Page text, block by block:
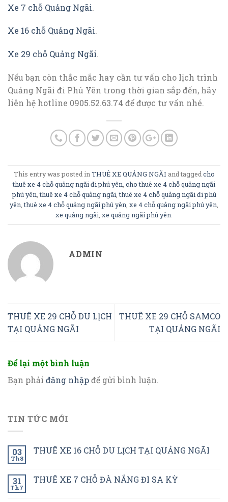
Xe 7 chỗ Quảng Ngãi.
Xe 16 chỗ Quảng Ngãi.
Xe 29 chỗ Quảng Ngãi.
Nếu bạn còn thắc mắc hay cần tư vấn cho lịch trình
Quảng Ngãi đi Phú Yên trong thời gian sắp đến, hãy
liên hệ hotline 0905.52.63.74 để được tư vấn nhé.
This entry was posted inTHUÊ XE QUẢNG NGÃI and taggedcho
thuê xe 4 chỗ quảng ngãi đi phú yên, cho thuê xe 4 chỗ quảng ngãi
phú yên,thuê xe 4 chỗ quảng ngãi,thuê xe 4 chỗ quảng ngãi đi phú
yên,thuê xe 4 chỗ quảng ngãi phú yên, xe 4 chỗ quảng ngãi phú yên,
xe quảng ngãi, xe quảng ngãi phú yên.
ADMIN
THUÊ XE 29 CHỖ DU LỊCH
TẠI QUẢNG NGÃI
THUÊ XE 29 CHỖ SAMCO
TẠI QUẢNG NGÃI
Để lại một bình luận
Bạn phải đăng nhậpđể gửi bình luận.
TIN TỨC MỚI
03
Th8
THUÊ XE 16 CHỖ DU LỊCH TẠI QUẢNG NGÃI
31
Th7
THUÊ XE 7 CHỖ ĐÀ NẮNG ĐI SA KỲ